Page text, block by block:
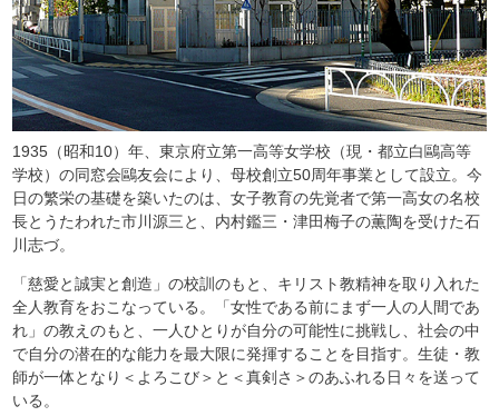
1935（昭和10）年、東京府立第一高等女学校（現・都立白鷗高等
学校）の同窓会鷗友会により、母校創立50周年事業として設立。今
日の繁栄の基礎を築いたのは、女子教育の先覚者で第一高女の名校
長とうたわれた市川源三と、内村鑑三・津田梅子の薫陶を受けた石
川志づ。
「慈愛と誠実と創造」の校訓のもと、キリスト教精神を取り入れた
全人教育をおこなっている。「女性である前にまず一人の人間であ
れ」の教えのもと、一人ひとりが自分の可能性に挑戦し、社会の中
で自分の潜在的な能力を最大限に発揮することを目指す。生徒・教
師が一体となり＜よろこび＞と＜真剣さ＞のあふれる日々を送って
いる。